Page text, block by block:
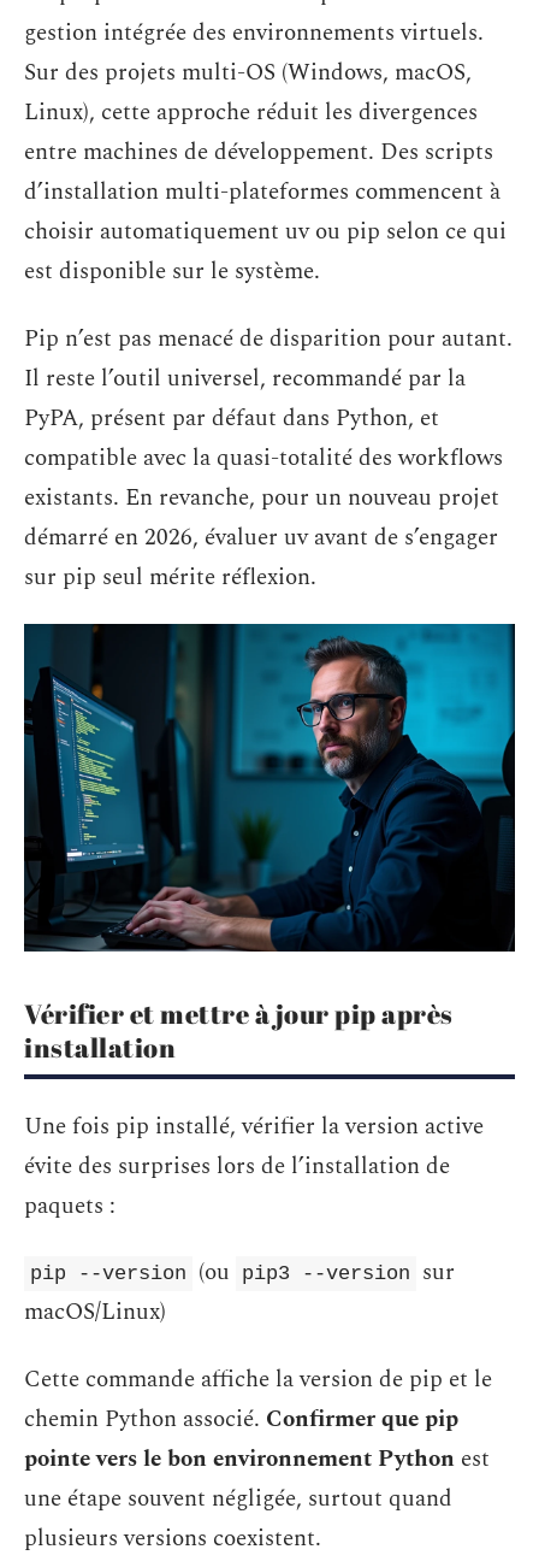
gestion intégrée des environnements virtuels.
Sur des projets multi-OS (Windows, macOS,
Linux), cette approche réduit les divergences
entre machines de développement. Des scripts
d’installation multi-plateformes commencent à
choisir automatiquement uv ou pip selon ce qui
est disponible sur le système.
Pip n’est pas menacé de disparition pour autant.
Il reste l’outil universel, recommandé par la
PyPA, présent par défaut dans Python, et
compatible avec la quasi-totalité des workflows
existants. En revanche, pour un nouveau projet
démarré en 2026, évaluer uv avant de s’engager
sur pip seul mérite réflexion.
Vérifier et mettre à jour pip après
installation
Une fois pip installé, vérifier la version active
évite des surprises lors de l’installation de
paquets :
pip --version (ou pip3 --version
sur
macOS/Linux)
Cette commande affiche la version de pip et le
chemin Python associé. Confirmer que pip
pointe vers le bon environnement Python est
une étape souvent négligée, surtout quand
plusieurs versions coexistent.